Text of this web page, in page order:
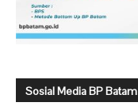
Sosial Media BP Batam